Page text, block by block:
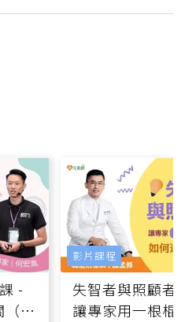
-
線
失智者與照顧者
讓專家用一根棍
影片課程